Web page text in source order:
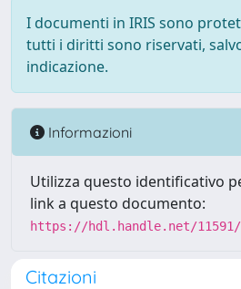
I documenti in IRIS sono
tutti i diritti sono riservati,
indicazione.
Informazioni
Utilizza questo identificativo
link a questo documento:
https://hdl.handle.net/11591/
Citazioni